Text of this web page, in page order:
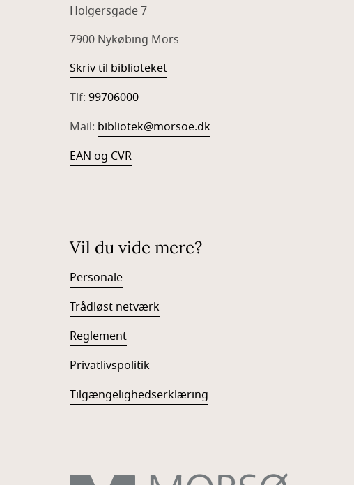
Holgersgade 7
7900 Nykøbing Mors
Skriv til biblioteket
Tlf: 99706000
Mail: bibliotek@morsoe.dk
EAN og CVR
Vil du vide mere?
Personale
Trådløst netværk
Reglement
Privatlivspolitik
Tilgængelighedserklæring